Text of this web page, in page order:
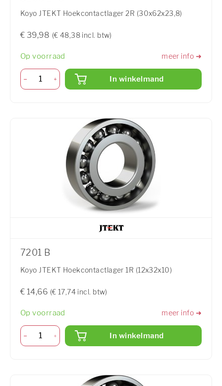
Koyo JTEKT Hoekcontactlager 2R (30x62x23,8)
€ 39,98 (€ 48,38 incl. btw)
Op voorraad meer info ➜
In winkelmand
7201 B
Koyo JTEKT Hoekcontactlager 1R (12x32x10)
€ 14,66 (€ 17,74 incl. btw)
Op voorraad meer info ➜
In winkelmand